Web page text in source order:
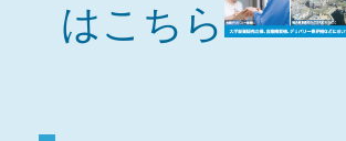
はこちら